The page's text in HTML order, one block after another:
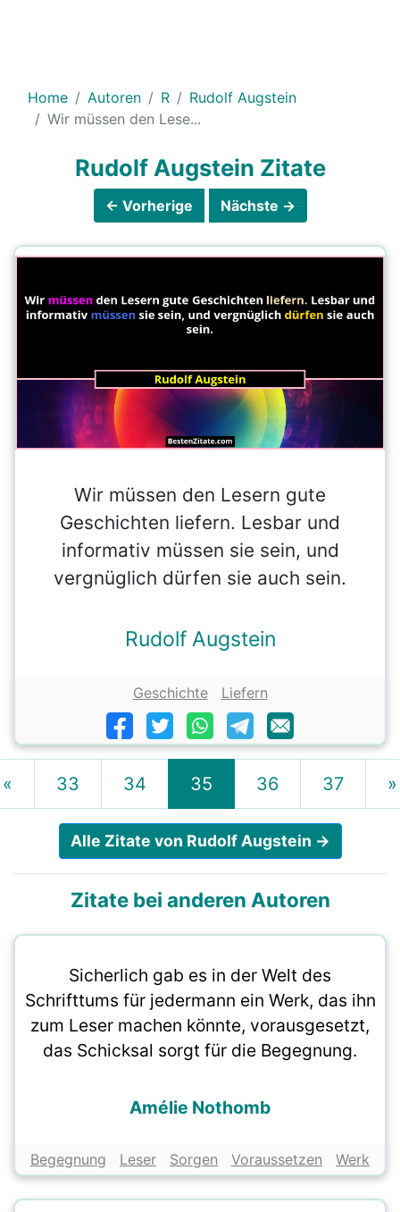
Home Autoren R
Rudolf Augstein
Wir müssen den Lese...
Rudolf Augstein Zitate
← Vorherige Nächste →
Wir müssen den Lesern gute
Geschichten liefern. Lesbar und
informativ müssen sie sein, und
vergnüglich dürfen sie auch sein.
Rudolf Augstein
Geschichte Liefern
« 33 34 35 36 37 »
Alle Zitate von Rudolf Augstein →
Zitate bei anderen Autoren
Sicherlich gab es in der Welt des
Schrifttums für jedermann ein Werk, das ihn
zum Leser machen könnte, vorausgesetzt,
das Schicksal sorgt für die Begegnung.
Amélie Nothomb
Begegnung Leser Sorgen Voraussetzen Werk